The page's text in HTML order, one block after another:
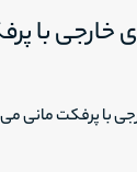
خارجی با
با پرفکت مانی